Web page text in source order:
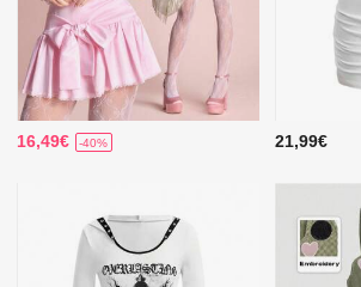
16,49€ -40% 21,99€